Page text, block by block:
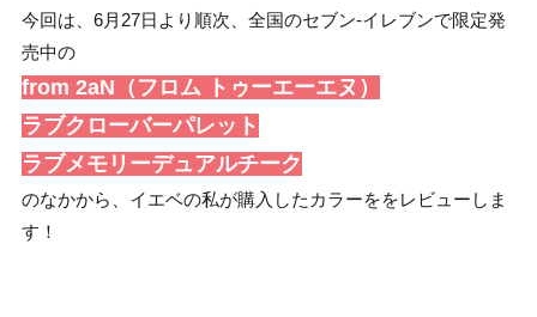
今回は、6月27日より順次、全国のセブン‐イレブンで限定発
売中の
from 2aN（フロム トゥーエーエヌ）
ラブクローバーパレット
ラブメモリーデュアルチーク
のなかから、イエベの私が購入したカラーををレビューしま
す！